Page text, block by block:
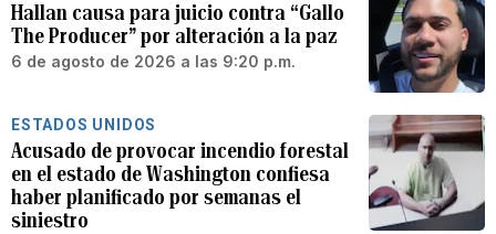
Hallan causa para juicio contra “Gallo
The Producer” por alteración a la paz
6 de agosto de 2026 a las 9:20 p.m.
ESTADOS UNIDOS
Acusado de provocar incendio forestal
en el estado de Washington confiesa
haber planificado por semanas el
siniestro